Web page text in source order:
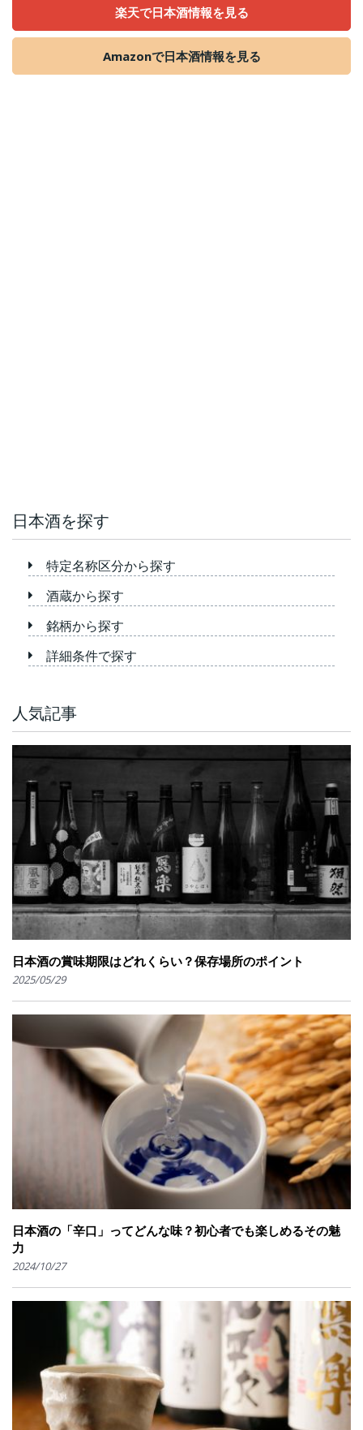
楽天で日本酒情報を見る
Amazonで日本酒情報を見る
日本酒を探す
特定名称区分から探す
酒蔵から探す
銘柄から探す
詳細条件で探す
人気記事
日本酒の賞味期限はどれくらい？保存場所のポイント
2025/05/29
日本酒の「辛口」ってどんな味？初心者でも楽しめるその魅
力
2024/10/27